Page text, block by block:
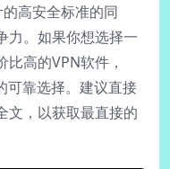
高安全标准的同
力。如果你想选择一
高的VPN软件，
可靠选择。建议直接
文，以获取最直接的